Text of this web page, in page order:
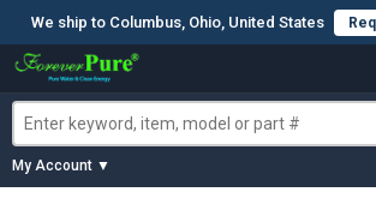
We ship to Columbus, Ohio, United States
My Account ▼